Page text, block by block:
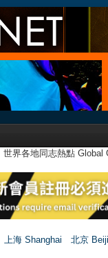
世界各地同志熱點
上海 Shanghai
北京